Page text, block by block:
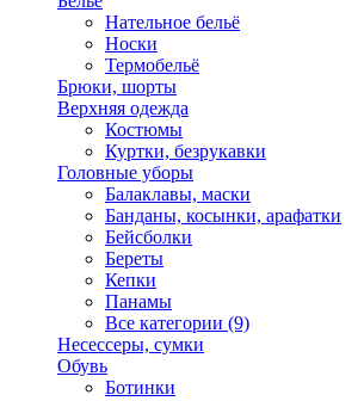
Нательное бельё
Носки
Термобельё
Брюки, шорты
Верхняя одежда
Костюмы
Куртки, безрукавки
Головные уборы
Балаклавы, маски
Банданы, косынки, арафатки
Бейсболки
Береты
Кепки
Панамы
Все категории (9)
Несессеры, сумки
Обувь
Ботинки